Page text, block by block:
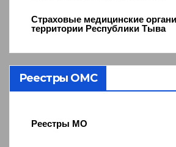
Страховые медицинские
территории Республики Тыва
Реестры ОМС
Реестры МО